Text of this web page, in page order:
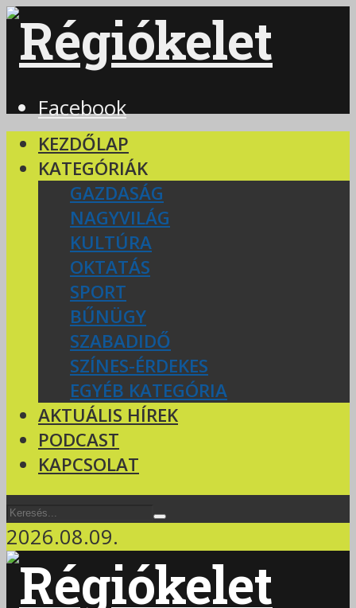
Facebook
KEZDŐLAP
KATEGÓRIÁK
GAZDASÁG
NAGYVILÁG
KULTÚRA
OKTATÁS
SPORT
BŰNÜGY
SZABADIDŐ
SZÍNES-ÉRDEKES
EGYÉB KATEGÓRIA
AKTUÁLIS HÍREK
PODCAST
KAPCSOLAT
2026.08.09.